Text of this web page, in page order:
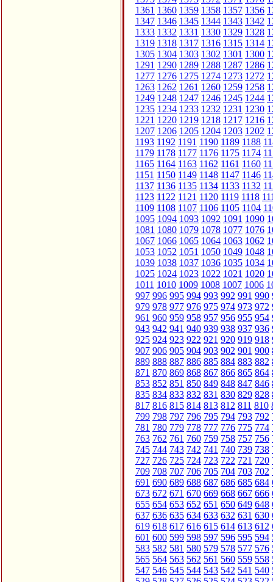
1361 1360 1359 1358 1357 1356
1347 1346 1345 1344 1343 1342
1333 1332 1331 1330 1329 1328
1319 1318 1317 1316 1315 1314
1305 1304 1303 1302 1301 1300
1291 1290 1289 1288 1287 1286
1277 1276 1275 1274 1273 1272
1263 1262 1261 1260 1259 1258
1249 1248 1247 1246 1245 1244
1235 1234 1233 1232 1231 1230
1221 1220 1219 1218 1217 1216
1207 1206 1205 1204 1203 1202
1193 1192 1191 1190 1189 1188
1179 1178 1177 1176 1175 1174
1165 1164 1163 1162 1161 1160
1151 1150 1149 1148 1147 1146
1137 1136 1135 1134 1133 1132
1123 1122 1121 1120 1119 1118
1109 1108 1107 1106 1105 1104
1095 1094 1093 1092 1091 1090
1081 1080 1079 1078 1077 1076
1067 1066 1065 1064 1063 1062
1053 1052 1051 1050 1049 1048
1039 1038 1037 1036 1035 1034
1025 1024 1023 1022 1021 1020
1011 1010 1009 1008 1007 1006
997 996 995 994 993 992 991 990
979 978 977 976 975 974 973 972
961 960 959 958 957 956 955 954
943 942 941 940 939 938 937 936
925 924 923 922 921 920 919 918
907 906 905 904 903 902 901 900
889 888 887 886 885 884 883 882
871 870 869 868 867 866 865 864
853 852 851 850 849 848 847 846
835 834 833 832 831 830 829 828
817 816 815 814 813 812 811 810
799 798 797 796 795 794 793 792
781 780 779 778 777 776 775 774
763 762 761 760 759 758 757 756
745 744 743 742 741 740 739 738
727 726 725 724 723 722 721 720
709 708 707 706 705 704 703 702
691 690 689 688 687 686 685 684
673 672 671 670 669 668 667 666
655 654 653 652 651 650 649 648
637 636 635 634 633 632 631 630
619 618 617 616 615 614 613 612
601 600 599 598 597 596 595 594
583 582 581 580 579 578 577 576
565 564 563 562 561 560 559 558
547 546 545 544 543 542 541 540